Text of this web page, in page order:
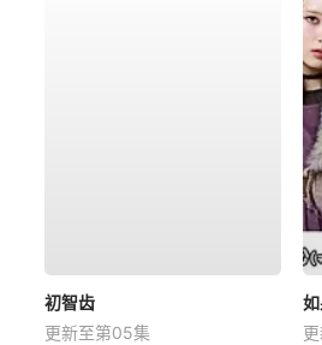
初智齿
更新至第05集